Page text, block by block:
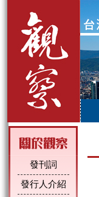
發刊詞
發行人介紹